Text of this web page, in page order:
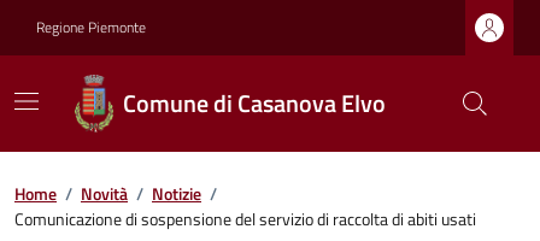
Regione Piemonte
Comune di Casanova Elvo
Home / Novità / Notizie /
Comunicazione di sospensione del servizio di raccolta di abiti usati